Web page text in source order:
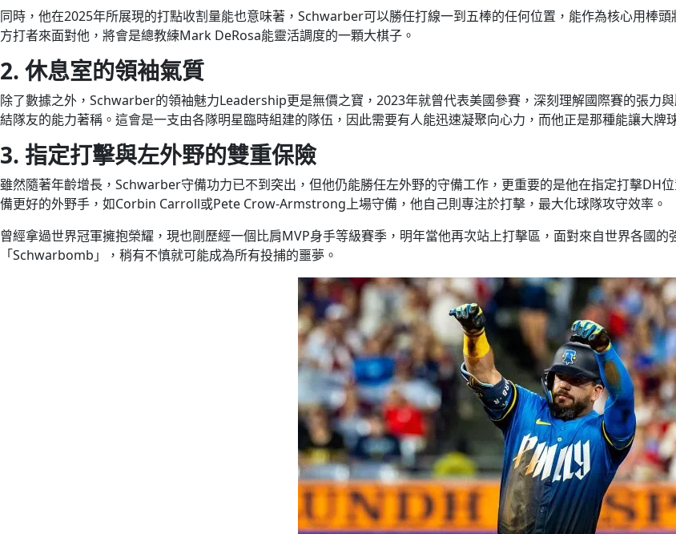
同時，他在2025年所展現的打點收割量能也意味著，Schwarber可以勝任打線一到五棒的任何位置，能作為核心用棒
方打者來面對他，將會是總教練Mark DeRosa能靈活調度的一顆大棋子。
2. 休息室的領袖氣質
除了數據之外，Schwarber的領袖魅力Leadership更是無價之寶，2023年就曾代表美國參賽，深刻理解國際賽的張力
結隊友的能力著稱。這會是一支由各隊明星臨時組建的隊伍，因此需要有人能迅速凝聚向心力，而他正是那種能讓大牌
3. 指定打擊與左外野的雙重保險
雖然隨著年齡增長，Schwarber守備功力已不到突出，但他仍能勝任左外野的守備工作，更重要的是他在指定打擊DH
備更好的外野手，如Corbin Carroll或Pete Crow-Armstrong上場守備，他自己則專注於打擊，最大化球隊攻守效率。
曾經拿過世界冠軍擁抱榮耀，現也剛歷經一個比肩MVP身手等級賽季，明年當他再次站上打擊區，面對來自世界各國
「Schwarbomb」，稍有不慎就可能成為所有投捕的噩夢。